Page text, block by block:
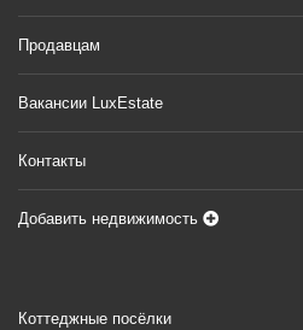
Продавцам
Вакансии LuxEstate
Контакты
Добавить недвижимость
Коттеджные посёлки